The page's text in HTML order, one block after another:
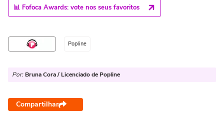
📊 Fofoca Awards: vote nos seus favoritos
Popline
Por: Bruna Cora / Licenciado de Popline
Compartilhar